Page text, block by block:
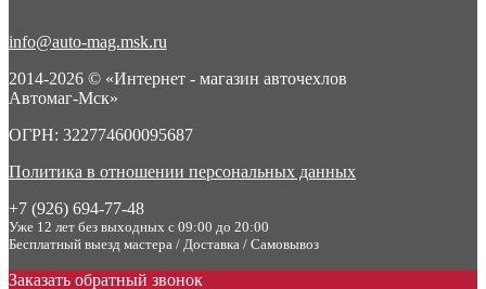
info@auto-mag.msk.ru
2014-2026 © «Интернет - магазин авточехлов
Автомаг-Мск»
ОГРН: 322774600095687
Политика в отношении персональных данных
+7 (926) 694-77-48
Уже 12 лет без выходных с 09:00 до 20:00
Бесплатный выезд мастера / Доставка / Самовывоз
Заказать обратный звонок